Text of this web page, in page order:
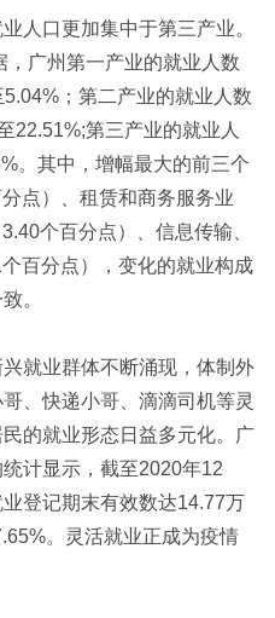
人口更加集中于第三产业。
广州第一产业的就业人数
；第二产业的就业人数
22.51%;第三产业的就业人
。其中，增幅最大的前三个
点）、租赁和商务服务业
个百分点）、信息传输、
百分点），变化的就业构成
。
就业群体不断涌现，体制外
、快递小哥、滴滴司机等灵
的就业形态日益多元化。广
计显示，截至2020年12
登记期末有效数达14.77万
。灵活就业正成为疫情